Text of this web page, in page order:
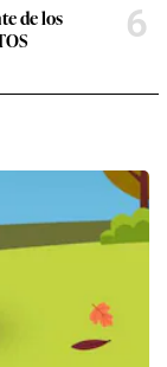
de los
6